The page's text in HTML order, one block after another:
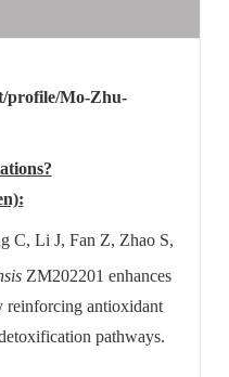
profile/Mo-Zhu-
C, Li J, Fan Z, Zhao S,
ZM202201 enhances
reinforcing antioxidant
pathways.